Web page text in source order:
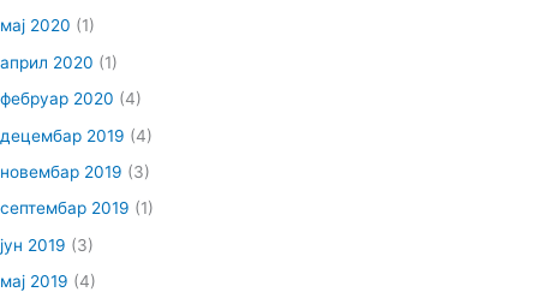
мај 2020 (1)
април 2020 (1)
фебруар 2020 (4)
децембар 2019 (4)
новембар 2019 (3)
септембар 2019 (1)
јун 2019 (3)
мај 2019 (4)